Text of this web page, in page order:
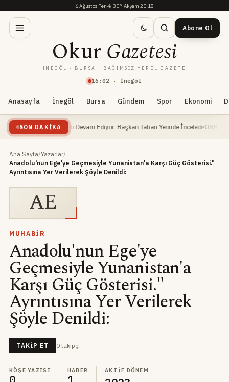
6 Ağustos Per·☀️ 30°·Akşam 20:18
16 : 02 · İnegöl
OkurGazetesi
İNEGÖL · BURSA · BAĞIMSIZ YEREL GAZETE
Abone Ol
Anasayfa İnegöl Bursa Gündem Spor Ekonomi
SON DAKIKA
Yüzme Havuzu İnşaatı Devam Ediyor: Başkan Taban Yerinde İnceledi OSB'de
Ana Sayfa/Yazarlar/
Anadolu'nun Ege'ye Geçmesiyle Yunanistan'a Karşı Güç Gösterisi."
Ayrıntısına Yer Verilerek Şöyle Denildi:
AE
MUHABIR
Anadolu'nun Ege'ye
Geçmesiyle Yunanistan'a
Karşı Güç Gösterisi."
Ayrıntısına Yer Verilerek
Şöyle Denildi:
TAKIP ET 0takipçi
KÖŞE YAZISI HABER AKTIF DÖNEM